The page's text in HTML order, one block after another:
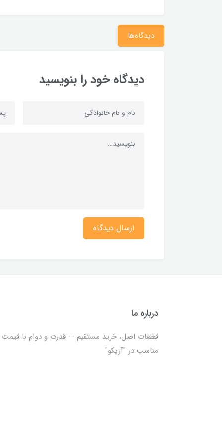
دیدگاه‌ها
دیدگاه خود را بنویسید
ارسال دیدگاه
درباره ما
قطعات اصل، خرید مستقیم — قدرت و دوام با قیمت
مناسب در "آریکو"